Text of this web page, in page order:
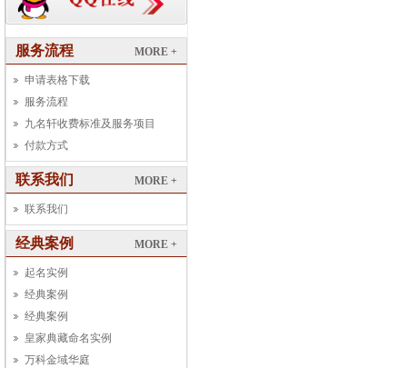
MORE +
服务流程
申请表格下载
服务流程
九名轩收费标准及服务项目
付款方式
MORE +
联系我们
联系我们
MORE +
经典案例
起名实例
经典案例
经典案例
皇家典藏命名实例
万科金域华庭